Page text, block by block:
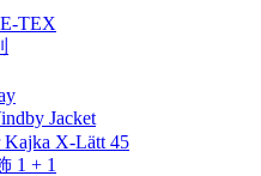
TEX
Jacket
Kajka X-Lätt 45
1 + 1